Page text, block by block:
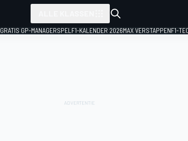
GRATIS GP-MANAGERSPEL F1-KALENDER 2026MAX VERSTAPPENF1-